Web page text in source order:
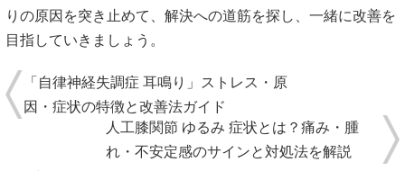
りの原因を突き止めて、解決への道筋を探し、一緒に改善を
目指していきましょう。
「自律神経失調症 耳鳴り」ストレス・原
因・症状の特徴と改善法ガイド
人工膝関節 ゆるみ 症状とは？痛み・腫
れ・不安定感のサインと対処法を解説